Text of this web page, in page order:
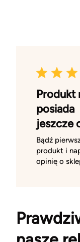
Produkt
posiada
jeszcze
Bądź
produkt i
opinię o